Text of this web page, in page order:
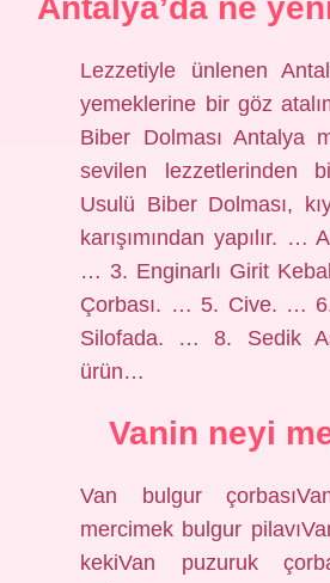
Antalya’da ne
Lezzetiyle ünlenen
yemeklerine bir göz
Biber Dolması Antalya
sevilen lezzetlerinden
Usulü Biber Dolması,
karışımından yapılır. …
… 3. Enginarlı Girit
Çorbası. … 5. Cive. …
Silofada. … 8. Sedik
ürün…
Vanin neyi
Van bulgur
mercimek bulgur
kekiVan puzuruk